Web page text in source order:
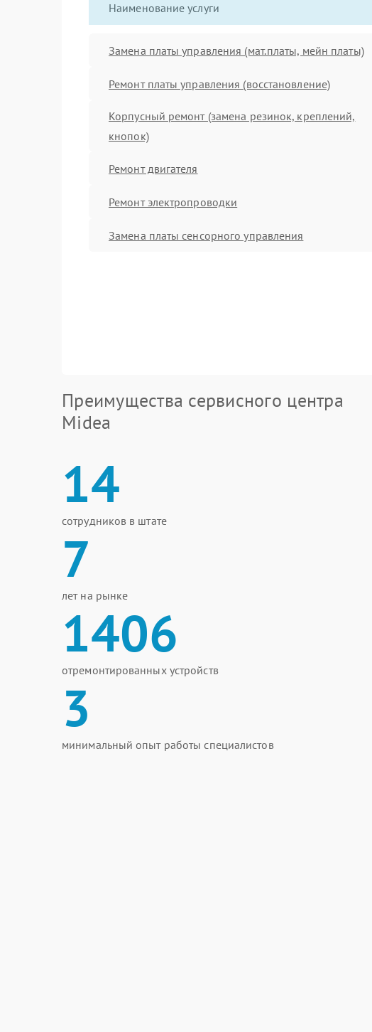
Наименование услуги
Замена платы управления (мат.платы, мейн платы)
Ремонт платы управления (восстановление)
Корпусный ремонт (замена резинок, креплений,
кнопок)
Ремонт двигателя
Ремонт электропроводки
Замена платы сенсорного управления
Преимущества сервисного центра
Midea
14
сотрудников в штате
7
лет на рынке
1406
отремонтированных устройств
3
минимальный опыт работы специалистов